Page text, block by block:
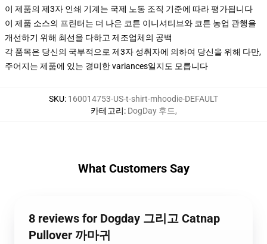
이 제품의 제3자 인쇄 기계는 국제 노동 조직 기준에 따라 평가됩니다
이 제품 소스의 프린터는 더 나은 코튼 이니셔티브와 코튼 농업 관행을
개선하기 위해 최선을 다하고 제조업체의 공백
각 품목은 당신의 국부적으로 제3자 성취자에 의하여 당신을 위해 다만,
주어지는 제품에 있는 경미한 variances일지도 모릅니다
SKU: 160014753-US-t-shirt-mhoodie-DEFAULT
카테고리: DogDay 후드,
What Customers Say
8 reviews for Dogday 그리고 Catnap
Pullover 까마귀